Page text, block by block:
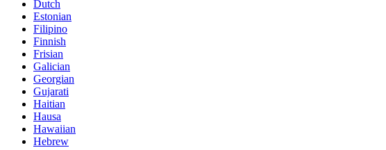
Dutch
Estonian
Filipino
Finnish
Frisian
Galician
Georgian
Gujarati
Haitian
Hausa
Hawaiian
Hebrew